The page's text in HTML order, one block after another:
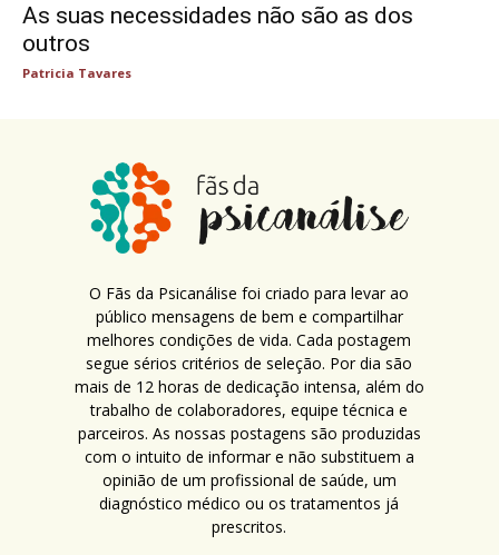
As suas necessidades não são as dos
outros
Patricia Tavares
O Fãs da Psicanálise foi criado para levar ao
público mensagens de bem e compartilhar
melhores condições de vida. Cada postagem
segue sérios critérios de seleção. Por dia são
mais de 12 horas de dedicação intensa, além do
trabalho de colaboradores, equipe técnica e
parceiros. As nossas postagens são produzidas
com o intuito de informar e não substituem a
opinião de um profissional de saúde, um
diagnóstico médico ou os tratamentos já
prescritos.